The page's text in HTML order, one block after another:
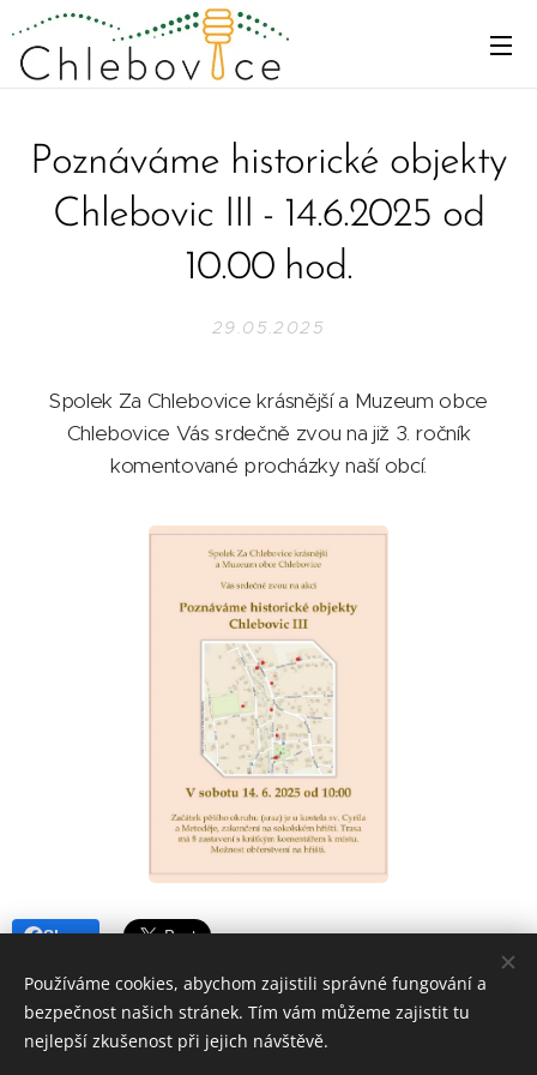
Poznáváme historické objekty
Chlebovic III - 14.6.2025 od
10.00 hod.
29.05.2025
Spolek Za Chlebovice krásnější a Muzeum obce
Chlebovice Vás srdečně zvou na již 3. ročník
komentované procházky naší obcí.
Share
Používáme cookies, abychom zajistili správné fungování a
bezpečnost našich stránek. Tím vám můžeme zajistit tu
nejlepší zkušenost při jejich návštěvě.